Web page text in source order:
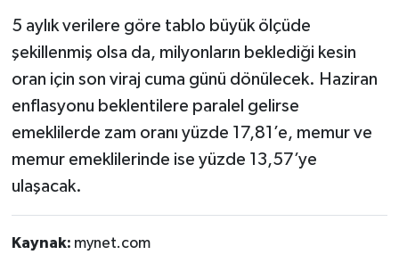
5 aylık verilere göre tablo büyük ölçüde
şekillenmiş olsa da, milyonların beklediği kesin
oran için son viraj cuma günü dönülecek. Haziran
enflasyonu beklentilere paralel gelirse
emeklilerde zam oranı yüzde 17,81’e, memur ve
memur emeklilerinde ise yüzde 13,57’ye
ulaşacak.
Kaynak: mynet.com